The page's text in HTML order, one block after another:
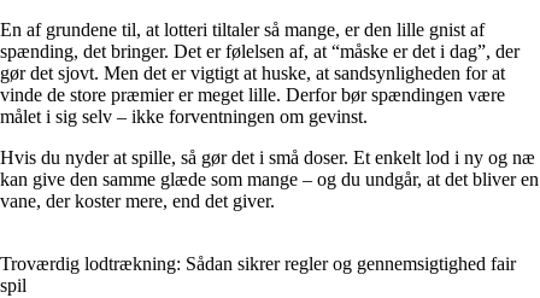
En af grundene til, at lotteri tiltaler så mange, er den lille gnist af
spænding, det bringer. Det er følelsen af, at “måske er det i dag”, der
gør det sjovt. Men det er vigtigt at huske, at sandsynligheden for at
vinde de store præmier er meget lille. Derfor bør spændingen være
målet i sig selv – ikke forventningen om gevinst.
Hvis du nyder at spille, så gør det i små doser. Et enkelt lod i ny og næ
kan give den samme glæde som mange – og du undgår, at det bliver en
vane, der koster mere, end det giver.
Troværdig lodtrækning: Sådan sikrer regler og gennemsigtighed fair
spil